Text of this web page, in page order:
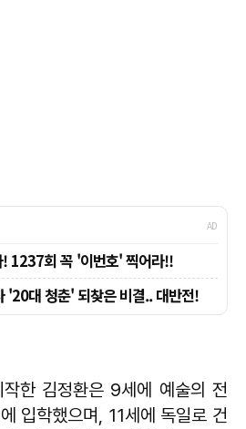
한 김정환은 9세에 예술의 전
입학했으며, 11세에 독일로 건